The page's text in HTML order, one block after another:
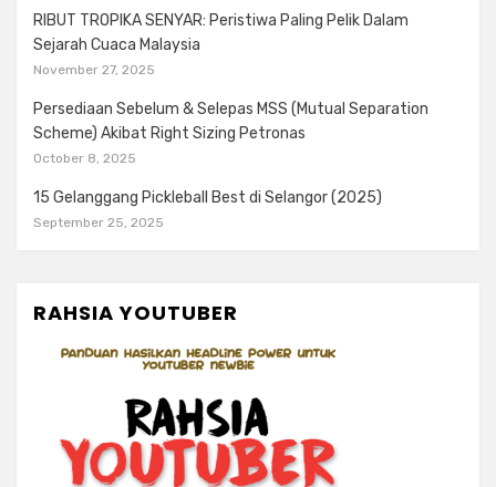
RIBUT TROPIKA SENYAR: Peristiwa Paling Pelik Dalam
Sejarah Cuaca Malaysia
November 27, 2025
Persediaan Sebelum & Selepas MSS (Mutual Separation
Scheme) Akibat Right Sizing Petronas
October 8, 2025
15 Gelanggang Pickleball Best di Selangor (2025)
September 25, 2025
RAHSIA YOUTUBER